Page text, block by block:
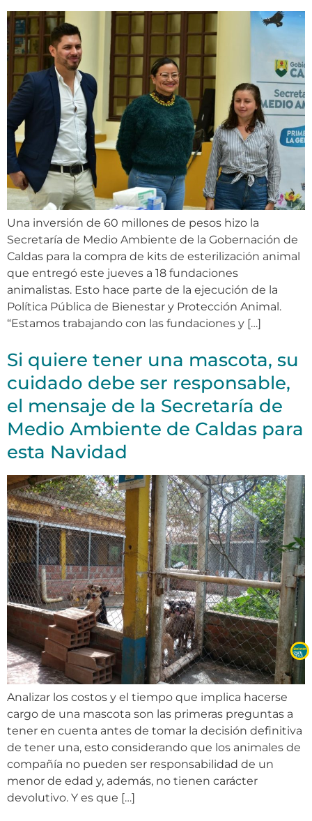
Una inversión de 60 millones de pesos hizo la
Secretaría de Medio Ambiente de la Gobernación de
Caldas para la compra de kits de esterilización animal
que entregó este jueves a 18 fundaciones
animalistas. Esto hace parte de la ejecución de la
Política Pública de Bienestar y Protección Animal.
“Estamos trabajando con las fundaciones y […]
Si quiere tener una mascota, su
cuidado debe ser responsable,
el mensaje de la Secretaría de
Medio Ambiente de Caldas para
esta Navidad
Analizar los costos y el tiempo que implica hacerse
cargo de una mascota son las primeras preguntas a
tener en cuenta antes de tomar la decisión definitiva
de tener una, esto considerando que los animales de
compañía no pueden ser responsabilidad de un
menor de edad y, además, no tienen carácter
devolutivo. Y es que […]